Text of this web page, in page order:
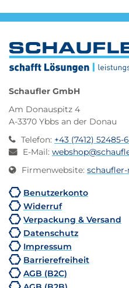
Schaufler GmbH
Am Donauspitz 4
A-3370 Ybbs an der Donau
Telefon: +43 (7412) 52485-
E-Mail:
Firmenwebsite:
Benutzerkonto
Widerruf
Verpackung & Versand
Datenschutz
Impressum
Barrierefreiheit
AGB (B2C)